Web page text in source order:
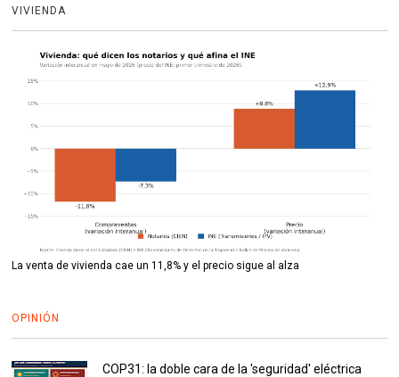
VIVIENDA
La venta de vivienda cae un 11,8% y el precio sigue al alza
OPINIÓN
COP31: la doble cara de la 'seguridad' eléctrica